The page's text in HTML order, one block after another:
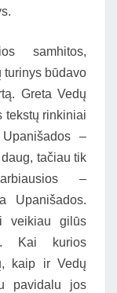
samhitos,
turinys būdavo
Greta Vedų
tekstų rinkiniai
–
tačiau tik
–
Upanišados.
veikiau gilūs
Kai kurios
kaip ir Vedų
pavidalu jos